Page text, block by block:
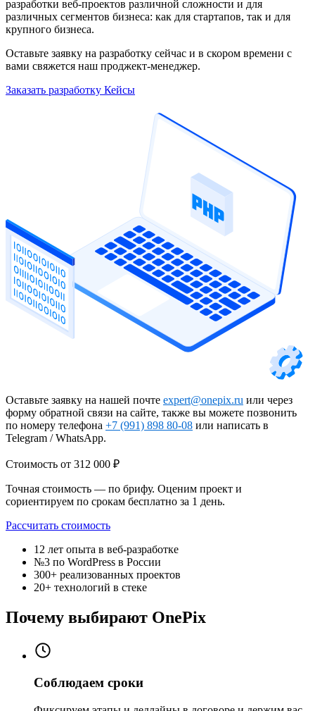
разработки веб-проектов различной сложности и для
различных сегментов бизнеса: как для стартапов, так и для
крупного бизнеса.
Оставьте заявку на разработку сейчас и в скором времени c
вами свяжется наш проджект-менеджер.
Заказать разработку Кейсы
Оставьте заявку на нашей почте expert@onepix.ru или через
форму обратной связи на сайте, также вы можете позвонить
по номеру телефона +7 (991) 898 80-08 или написать в
Telegram / WhatsApp.
Стоимость от 312 000 ₽
Точная стоимость — по брифу. Оценим проект и
сориентируем по срокам бесплатно за 1 день.
Рассчитать стоимость
12 лет опыта в веб-разработке
№3 по WordPress в России
300+ реализованных проектов
20+ технологий в стеке
Почему выбирают OnePix
Соблюдаем сроки